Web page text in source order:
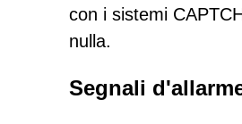
con i sistemi
nulla.
Segnali